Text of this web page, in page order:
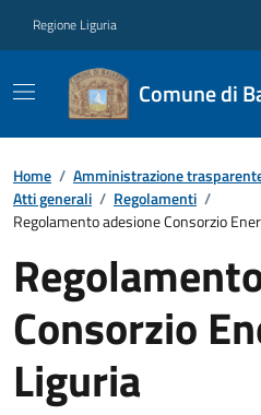
Regione Liguria
Comune di
Home / Amministrazione
Atti generali / Regolamenti /
Regolamento adesione Consorzio
Consorzio
Liguria